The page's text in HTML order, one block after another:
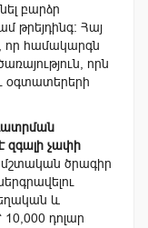
բարձր
թրեյդինգ։ Հայ
համակարգն
որն
օգտատերերի
զգալի չափի
ծրագիր
և
10,000 դոլար